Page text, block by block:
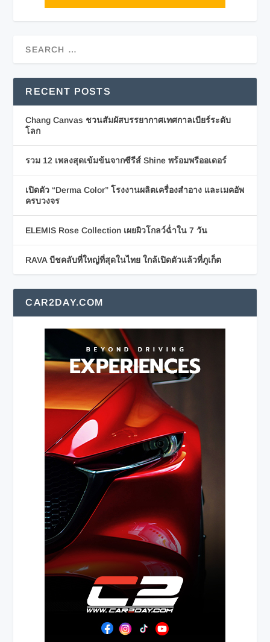
RECENT POSTS
Chang Canvas ชวนสัมผัสบรรยากาศเทศกาลเบียร์ระดับ
โลก
รวม 12 เพลงสุดเข้มข้นจากซีรีส์ Shine พร้อมพรีออเดอร์
เปิดตัว “Derma Color” โรงงานผลิตเครื่องสำอาง และเมคอัพ
ครบวงจร
ELEMIS Rose Collection เผยผิวโกลว์ฉ่ำใน 7 วัน
RAVA บีชคลับที่ใหญ่ที่สุดในไทย ใกล้เปิดตัวแล้วที่ภูเก็ต
CAR2DAY.COM